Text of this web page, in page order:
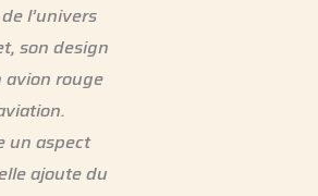
l’univers
son design
rouge
un aspect
ajoute du